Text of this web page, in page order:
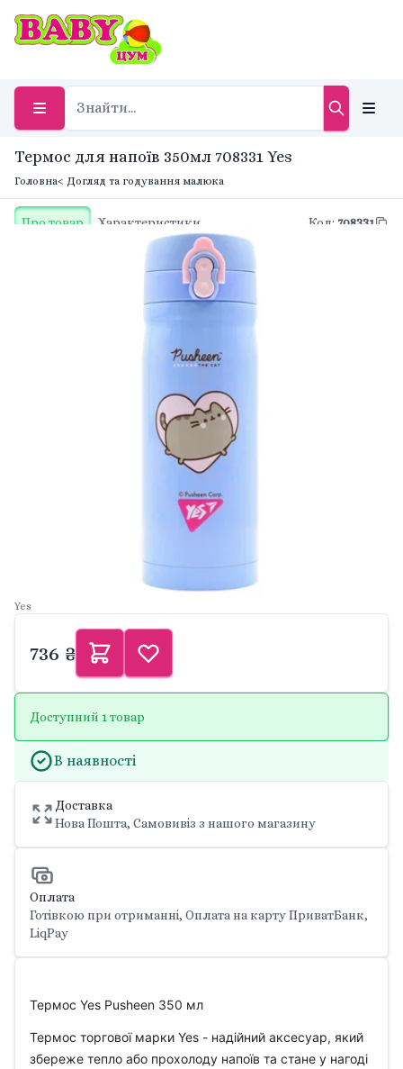
Термос для напоїв 350мл 708331 Yes
Головна< Догляд та годування малюка
Про товар Характеристики Код: 708331
Yes
736 ₴
Доступний 1 товар
В наявності
Доставка
Нова Пошта, Самовивіз з нашого магазину
Оплата
Готівкою при отриманні, Оплата на карту ПриватБанк,
LiqPay
Термос Yes Pusheen 350 мл
Термос торгової марки Yes - надійний аксесуар, який
збереже тепло або прохолоду напоїв та стане у нагоді